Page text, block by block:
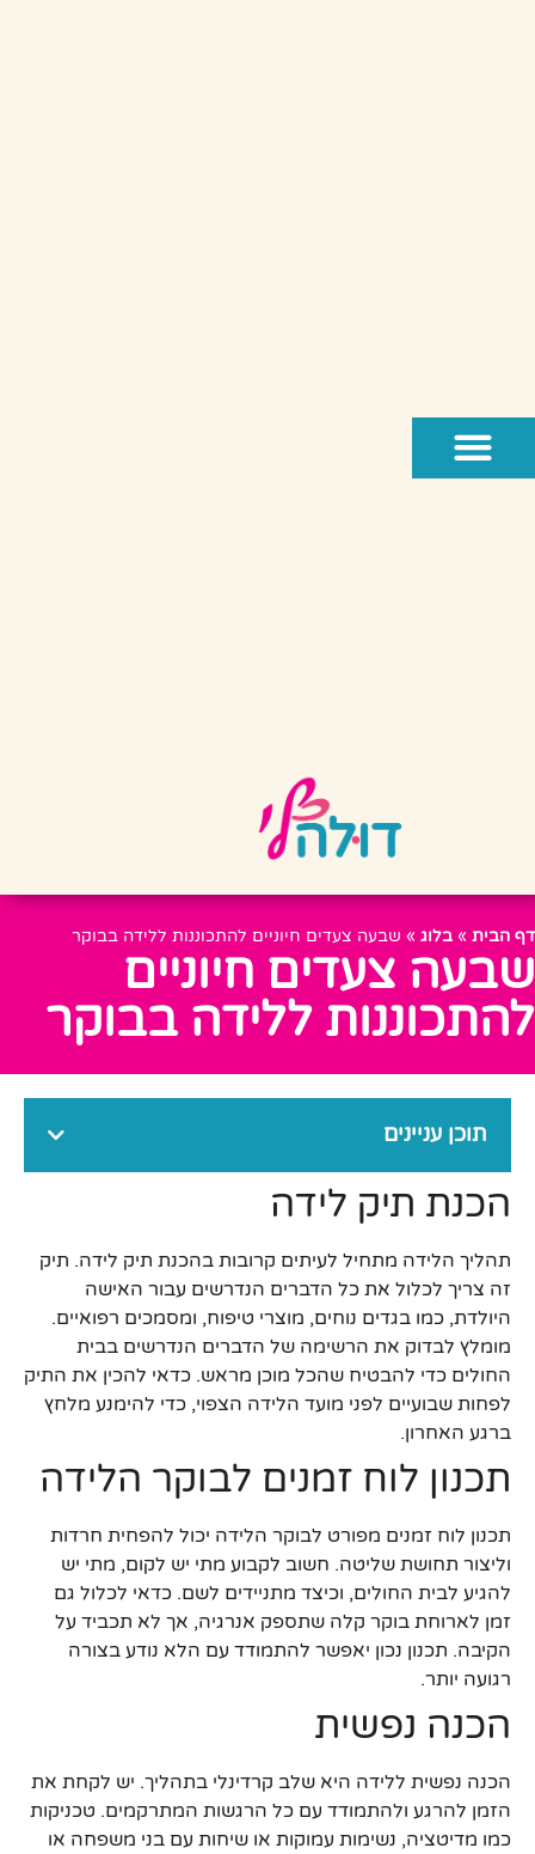
דף הבית » בלוג » שבעה צעדים חיוניים להתכוננות ללידה בבוקר
שבעה צעדים חיוניים
להתכוננות ללידה בבוקר
תוכן עניינים
הכנת תיק לידה
תהליך הלידה מתחיל לעיתים קרובות בהכנת תיק לידה. תיק
זה צריך לכלול את כל הדברים הנדרשים עבור האישה
היולדת, כמו בגדים נוחים, מוצרי טיפוח, ומסמכים רפואיים.
מומלץ לבדוק את הרשימה של הדברים הנדרשים בבית
החולים כדי להבטיח שהכל מוכן מראש. כדאי להכין את התיק
לפחות שבועיים לפני מועד הלידה הצפוי, כדי להימנע מלחץ
ברגע האחרון.
תכנון לוח זמנים לבוקר הלידה
תכנון לוח זמנים מפורט לבוקר הלידה יכול להפחית חרדות
וליצור תחושת שליטה. חשוב לקבוע מתי יש לקום, מתי יש
להגיע לבית החולים, וכיצד מתניידים לשם. כדאי לכלול גם
זמן לארוחת בוקר קלה שתספק אנרגיה, אך לא תכביד על
הקיבה. תכנון נכון יאפשר להתמודד עם הלא נודע בצורה
רגועה יותר.
הכנה נפשית
הכנה נפשית ללידה היא שלב קרדינלי בתהליך. יש לקחת את
הזמן להרגע ולהתמודד עם כל הרגשות המתרקמים. טכניקות
כמו מדיטציה, נשימות עמוקות או שיחות עם בני משפחה או